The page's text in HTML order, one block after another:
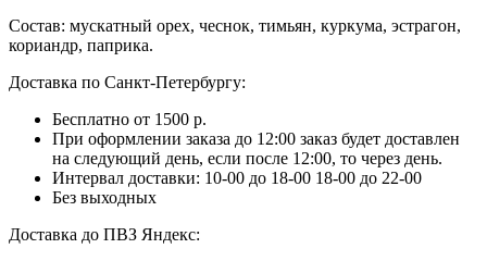
Состав: мускатный орех, чеснок, тимьян, куркума, эстрагон,
кориандр, паприка.
Доставка по Санкт-Петербургу:
Бесплатно от 1500 р.
При оформлении заказа до 12:00 заказ будет доставлен
на следующий день, если после 12:00, то через день.
Интервал доставки: 10-00 до 18-00 18-00 до 22-00
Без выходных
Доставка до ПВЗ Яндекс: